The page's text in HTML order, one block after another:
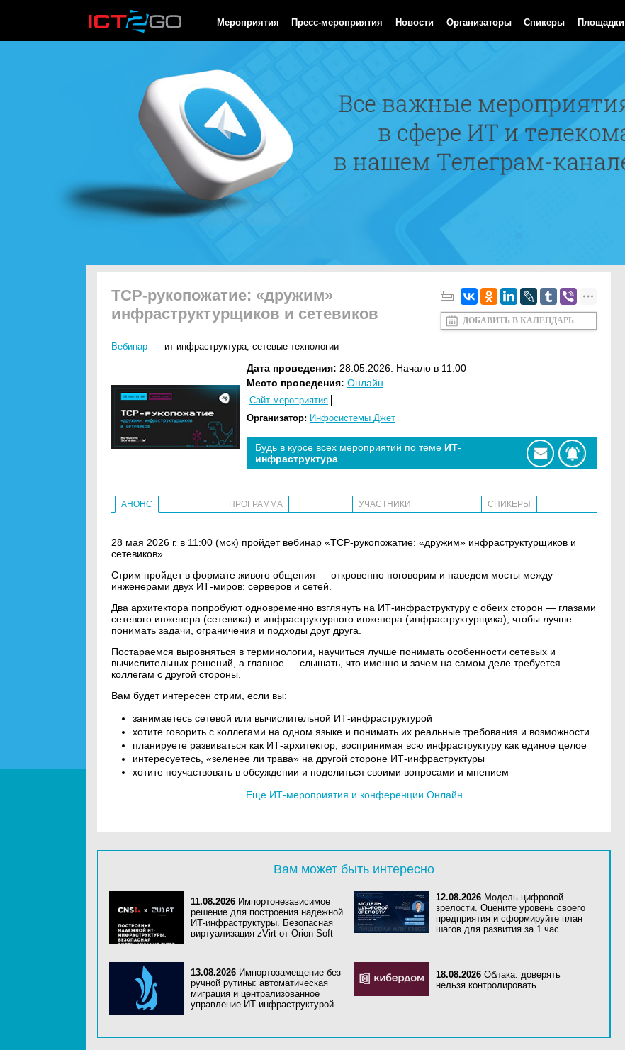
Мероприятия Пресс-мероприятия Новости Организаторы Спикеры Площадки
TCP-рукопожатие: «дружим»
инфраструктурщиков и сетевиков
ДОБАВИТЬ В КАЛЕНДАРЬ
Вебинар ит-инфраструктура, сетевые технологии
Дата проведения: 28.05.2026. Начало в 11:00
Место проведения: Онлайн
Сайт мероприятия
Организатор: Инфосистемы Джет
Будь в курсе всех мероприятий по теме ИТ-
инфраструктура
АНОНС ПРОГРАММА УЧАСТНИКИ СПИКЕРЫ
28 мая 2026 г. в 11:00 (мск) пройдет вебинар «TCP-рукопожатие: «дружим» инфраструктурщиков и
сетевиков».
Стрим пройдет в формате живого общения — откровенно поговорим и наведем мосты между
инженерами двух ИТ-миров: серверов и сетей.
Два архитектора попробуют одновременно взглянуть на ИТ-инфраструктуру с обеих сторон — глазами
сетевого инженера (сетевика) и инфраструктурного инженера (инфраструктурщика), чтобы лучше
понимать задачи, ограничения и подходы друг друга.
Постараемся выровняться в терминологии, научиться лучше понимать особенности сетевых и
вычислительных решений, а главное — слышать, что именно и зачем на самом деле требуется
коллегам с другой стороны.
Вам будет интересен стрим, если вы:
занимаетесь сетевой или вычислительной ИТ-инфраструктурой
хотите говорить с коллегами на одном языке и понимать их реальные требования и возможности
планируете развиваться как ИТ-архитектор, воспринимая всю инфраструктуру как единое целое
интересуетесь, «зеленее ли трава» на другой стороне ИТ-инфраструктуры
хотите поучаствовать в обсуждении и поделиться своими вопросами и мнением
Еще ИТ-мероприятия и конференции Онлайн
Вам может быть интересно
11.08.2026 Импортонезависимое
решение для построения надежной
ИТ-инфраструктуры. Безопасная
виртуализация zVirt от Orion Soft
12.08.2026 Модель цифровой
зрелости. Оцените уровень своего
предприятия и сформируйте план
шагов для развития за 1 час
13.08.2026 Импортозамещение без
ручной рутины: автоматическая
миграция и централизованное
управление ИТ-инфраструктурой
18.08.2026 Облака: доверять
нельзя контролировать